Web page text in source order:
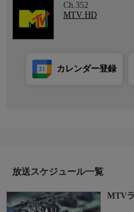
Ch.352
MTV HD
カレンダー登録
放送スケジュール一覧
MTV